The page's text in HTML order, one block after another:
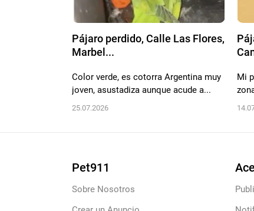
Pájaro perdido, Calle Las Flores,
Marbel...
Color verde, es cotorra Argentina muy
joven, asustadiza aunque acude a...
25.07.2026
Mi
Pet911
Sobre Nosotros